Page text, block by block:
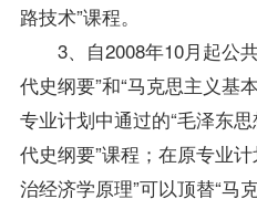
路技术”课程。
3、自2008年10月起公共
代史纲要”和“马克思主义基
专业计划中通过的“毛泽东
代史纲要”课程；在原专业
治经济学原理”可以顶替“马